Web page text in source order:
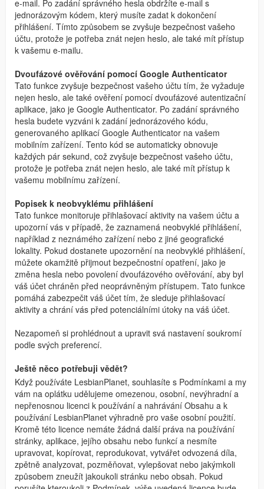
e-mail. Po zadání správného hesla obdržíte e-mail s
jednorázovým kódem, který musíte zadat k dokončení
přihlášení. Tímto způsobem se zvyšuje bezpečnost vašeho
účtu, protože je potřeba znát nejen heslo, ale také mít přístup
k vašemu e-mailu.
Dvoufázové ověřování pomocí Google Authenticator
Tato funkce zvyšuje bezpečnost vašeho účtu tím, že vyžaduje
nejen heslo, ale také ověření pomocí dvoufázové autentizační
aplikace, jako je Google Authenticator. Po zadání správného
hesla budete vyzváni k zadání jednorázového kódu,
generovaného aplikací Google Authenticator na vašem
mobilním zařízení. Tento kód se automaticky obnovuje
každých pár sekund, což zvyšuje bezpečnost vašeho účtu,
protože je potřeba znát nejen heslo, ale také mít přístup k
vašemu mobilnímu zařízení.
Popisek k neobvyklému přihlášení
Tato funkce monitoruje přihlašovací aktivity na vašem účtu a
upozorní vás v případě, že zaznamená neobvyklé přihlášení,
například z neznámého zařízení nebo z jiné geografické
lokality. Pokud dostanete upozornění na neobvyklé přihlášení,
můžete okamžitě přijmout bezpečnostní opatření, jako je
změna hesla nebo povolení dvoufázového ověřování, aby byl
váš účet chráněn před neoprávněným přístupem. Tato funkce
pomáhá zabezpečit váš účet tím, že sleduje přihlašovací
aktivity a chrání vás před potenciálními útoky na váš účet.
Nezapomeň si prohlédnout a upravit svá nastavení soukromí
podle svých preferencí.
Ještě něco potřebuji vědět?
Když používáte LesbianPlanet, souhlasíte s Podmínkami a my
vám na oplátku udělujeme omezenou, osobní, nevýhradní a
nepřenosnou licenci k používání a nahrávání Obsahu a k
používání LesbianPlanet výhradně pro vaše osobní použití.
Kromě této licence nemáte žádná další práva na používání
stránky, aplikace, jejího obsahu nebo funkcí a nesmíte
upravovat, kopírovat, reprodukovat, vytvářet odvozená díla,
zpětně analyzovat, pozměňovat, vylepšovat nebo jakýmkoli
způsobem zneužít jakoukoli stránku nebo obsah. Pokud